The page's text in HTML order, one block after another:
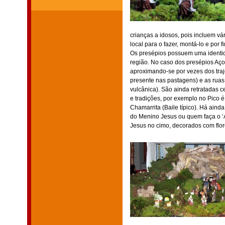
crianças a idosos, pois incluem
local para o fazer, montá-lo e por
Os presépios possuem uma
região. No caso dos presépios
aproximando-se por vezes dos
presente nas pastagens) e as
vulcânica). São ainda retratadas
e tradições, por exemplo no Pico
Chamarrita (Baile típico). Há
do Menino Jesus ou quem faça o
Jesus no cimo, decorados com